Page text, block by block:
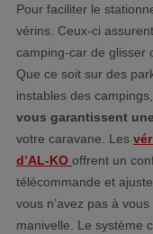
Pour faciliter le
vérins. Ceux-ci
camping-car de glisser
Que ce soit sur des
instables des
vous garantissent
votre caravane. Les
d’AL-KO offrent un
télécommande et
vous n’avez pas à
manivelle. Le système